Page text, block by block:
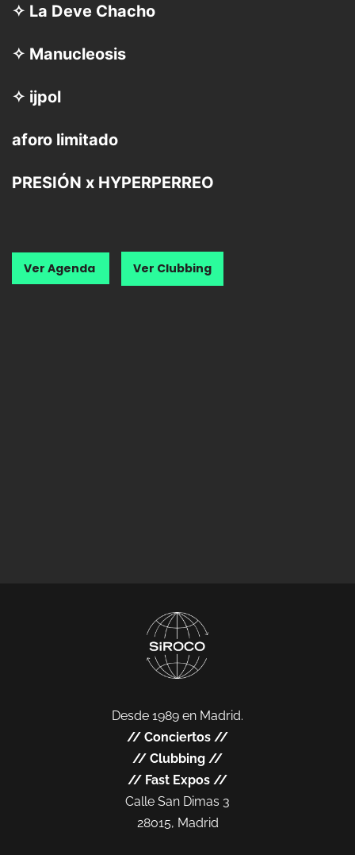
✧ La Deve Chacho
✧ Manucleosis
✧ ijpol
aforo limitado
PRESIÓN x HYPERPERREO
Ver Agenda Ver Clubbing
Desde 1989 en Madrid.
// Conciertos //
// Clubbing //
// Fast Expos //
Calle San Dimas 3
28015, Madrid